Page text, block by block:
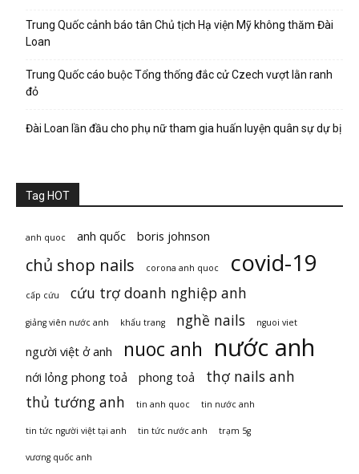
Trung Quốc cảnh báo tân Chủ tịch Hạ viện Mỹ không thăm Đài
Loan
Trung Quốc cáo buộc Tổng thống đắc cử Czech vượt lằn ranh
đỏ
Đài Loan lần đầu cho phụ nữ tham gia huấn luyện quân sự dự bị
Tag HOT
anh quoc anh quốc boris johnson
chủ shop nails corona anh quoc covid-19
cấp cứu cứu trợ doanh nghiệp anh
giảng viên nước anh khẩu trang nghề nails nguoi viet
người việt ở anh nuoc anh nước anh
nới lỏng phong toả phong toả
thợ nails anh
thủ tướng anh
tin anh quoc tin nước anh
tin tức người việt tại anh tin tức nước anh trạm 5g
vương quốc anh